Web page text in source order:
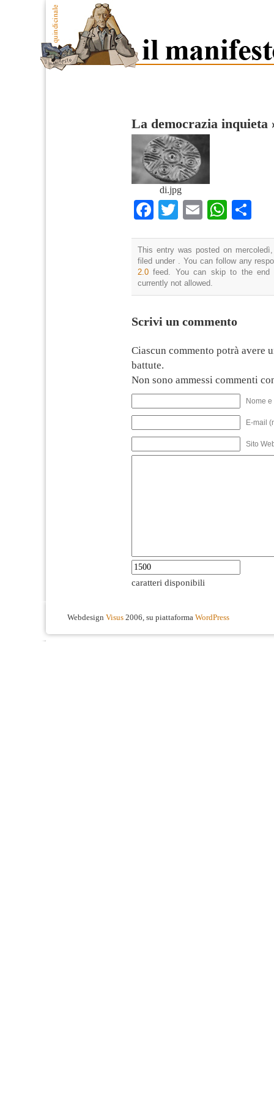
La democrazia inquieta
di.jpg
Facebook
TwitterEmail
This entry was posted on
filed under . You can follow any
2.0 feed. You can skip to the end
currently not allowed.
Scrivi un commento
Ciascun commento potrà avere
battute.
Non sono ammessi commenti
Nome
E-mail
Sito
caratteri disponibili
Webdesign Visus 2006, su piattaforma WordPress